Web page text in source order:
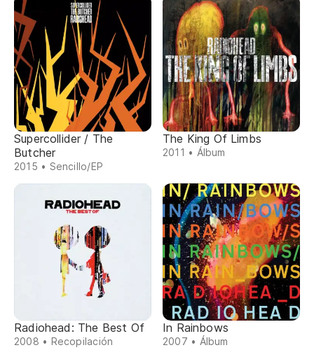
Supercollider / The
Butcher
2015 • Sencillo/EP
The King Of Limbs
2011 • Álbum
Radiohead: The Best Of
2008 • Recopilación
In Rainbows
2007 • Álbum